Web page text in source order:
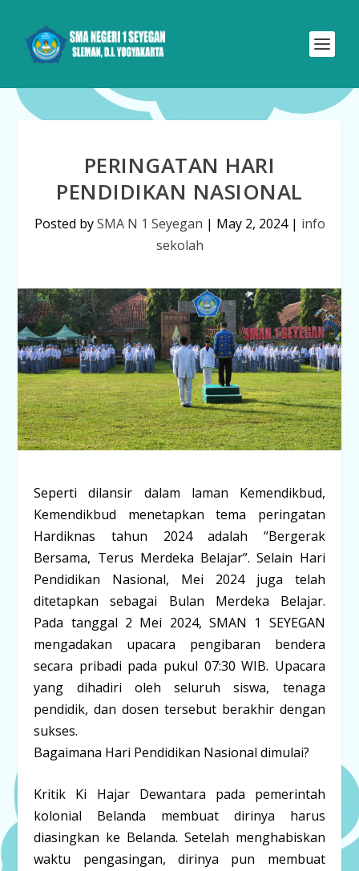
PERINGATAN HARI
PENDIDIKAN NASIONAL
Posted bySMA N 1 Seyegan | May 2, 2024| info
sekolah
Seperti dilansir dalam laman
Kemendikbud,
Kemendikbud
menetapkan tema
peringatan
Hardiknas
tahun 2024 adalah
“Bergerak
Bersama, Terus Merdeka Belajar”.Selain Hari
Pendidikan
Nasional, Mei 2024 juga
telah
ditetapkan
sebagai Bulan Merdeka
Belajar.
Pada tanggal 2 Mei 2024, SMAN 1 SEYEGAN
mengadakan
upacara pengibaran
bendera
secara pribadi pada pukul 07:30 WIB. Upacara
yang
dihadiri oleh seluruh siswa,
tenaga
pendidik, dan dosen tersebut berakhir dengan
sukses.
Bagaimana Hari Pendidikan Nasional dimulai?
Kritik Ki Hajar Dewantara pada
pemerintah
kolonial
Belanda membuat dirinya
harus
diasingkan ke Belanda. Setelah menghabiskan
waktu
pengasingan, dirinya pun
membuat